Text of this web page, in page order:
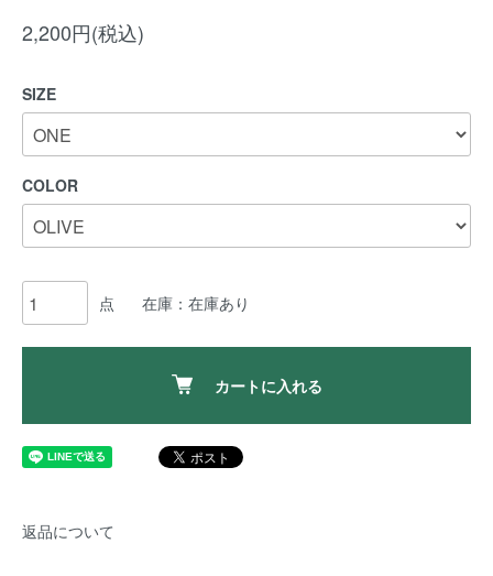
2,200円(税込)
SIZE
COLOR
点 在庫：在庫あり
カートに入れる
返品について